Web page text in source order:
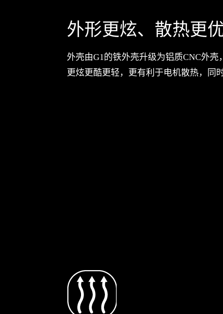
外形更炫、散热更
外壳由G1的铁外壳升级为铝质CNC外壳
更炫更酷更轻，更有利于电机散热，同